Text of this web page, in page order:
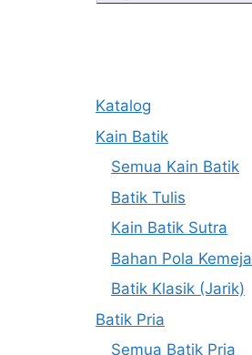
Katalog
Kain Batik
Semua Kain Batik
Batik Tulis
Kain Batik Sutra
Bahan Pola Kemeja
Batik Klasik (Jarik)
Batik Pria
Semua Batik Pria